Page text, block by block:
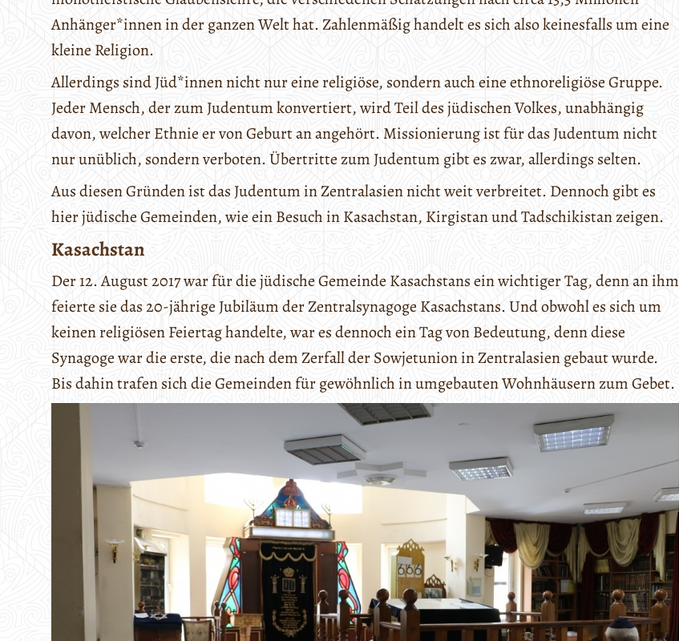
Anhänger*innen in der ganzen Welt hat. Zahlenmäßig handelt es sich also keinesfalls um eine
kleine Religion.
Allerdings sind Jüd*innen nicht nur eine religiöse, sondern auch eine ethnoreligiöse Gruppe.
Jeder Mensch, der zum Judentum konvertiert, wird Teil des jüdischen Volkes, unabhängig
davon, welcher Ethnie er von Geburt an angehört. Missionierung ist für das Judentum nicht
nur unüblich, sondern verboten. Übertritte zum Judentum gibt es zwar, allerdings selten.
Aus diesen Gründen ist das Judentum in Zentralasien nicht weit verbreitet. Dennoch gibt es
hier jüdische Gemeinden, wie ein Besuch in Kasachstan, Kirgistan und Tadschikistan zeigen.
Kasachstan
Der 12. August 2017 war für die jüdische Gemeinde Kasachstans ein wichtiger Tag, denn an ihm
feierte sie das 20-jährige Jubiläum der Zentralsynagoge Kasachstans. Und obwohl es sich um
keinen religiösen Feiertag handelte, war es dennoch ein Tag von Bedeutung, denn diese
Synagoge war die erste, die nach dem Zerfall der Sowjetunion in Zentralasien gebaut wurde.
Bis dahin trafen sich die Gemeinden für gewöhnlich in umgebauten Wohnhäusern zum Gebet.